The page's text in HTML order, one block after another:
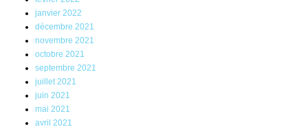
janvier 2022
décembre 2021
novembre 2021
octobre 2021
septembre 2021
juillet 2021
juin 2021
mai 2021
avril 2021